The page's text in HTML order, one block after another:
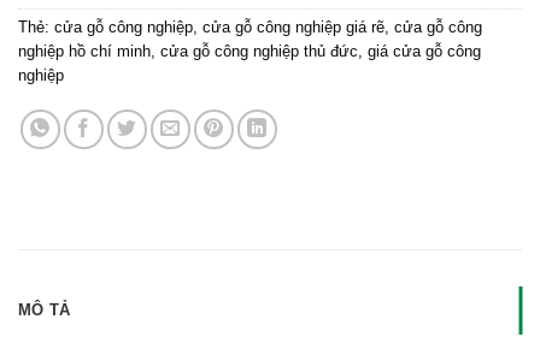
Thẻ: cửa gỗ công nghiệp cửa gỗ công nghiệp giá rẽ cửa gỗ công
nghiệp hồ chí minh cửa gỗ công nghiệp thủ đức giá cửa gỗ công
nghiệp
MÔ TẢ